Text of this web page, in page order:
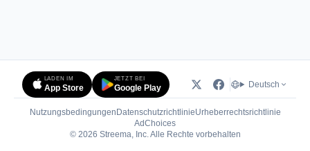
LADEN IM
App Store
JETZT BEI
Google Play Deutsch
Nutzungsbedingungen DatenschutzrichtlinieUrheberrechtsrichtlinie
AdChoices(öffnet in neuem Tab)
© 2026 Streema, Inc. Alle Rechte vorbehalten